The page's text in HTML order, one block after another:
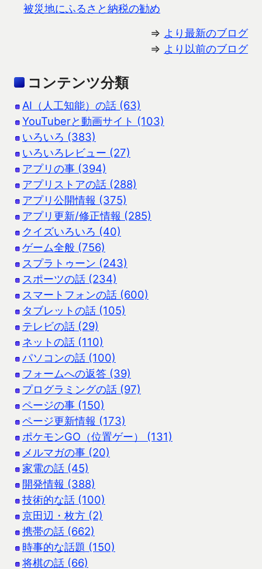
被災地にふるさと納税の勧め
⇒ より最新のブログ
⇒ より以前のブログ
コンテンツ分類
AI（人工知能）の話 (63)
YouTuberと動画サイト (103)
いろいろ (383)
いろいろレビュー (27)
アプリの事 (394)
アプリストアの話 (288)
アプリ公開情報 (375)
アプリ更新/修正情報 (285)
クイズいろいろ (40)
ゲーム全般 (756)
スプラトゥーン (243)
スポーツの話 (234)
スマートフォンの話 (600)
タブレットの話 (105)
テレビの話 (29)
ネットの話 (110)
パソコンの話 (100)
フォームへの返答 (39)
プログラミングの話 (97)
ページの事 (150)
ページ更新情報 (173)
ポケモンGO（位置ゲー） (131)
メルマガの事 (20)
家電の話 (45)
開発情報 (388)
技術的な話 (100)
京田辺・枚方 (2)
携帯の話 (662)
時事的な話題 (150)
将棋の話 (66)